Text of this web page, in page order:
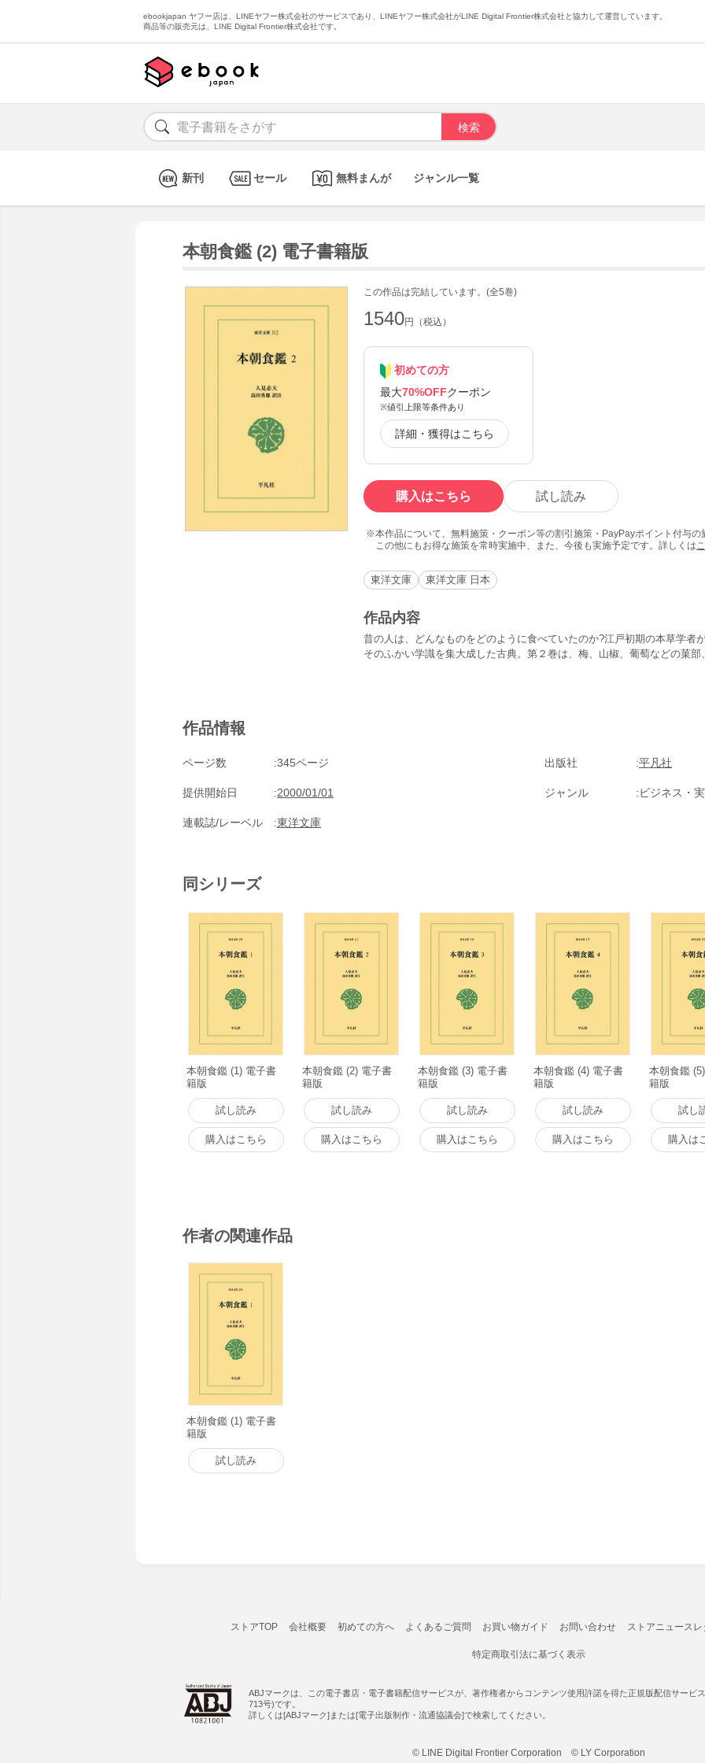
ebookjapan ヤフー店は、LINEヤフー株式会社のサービスであり、LINEヤフー株式会社がLINE Digital Frontier株式会社と協力して運営しています。
商品等の販売元は、LINE Digital Frontier株式会社です。
新刊 セール 無料まんが ジャンル一覧
本朝食鑑 (2) 電子書籍版
この作品は完結しています。(全5巻)
1540円（税込）
初めての方
最大70%OFFクーポン
※値引上限等条件あり
詳細・獲得はこちら
購入はこちら 試し読み
本作品について、無料施策・クーポン等の割引施策・PayPayポイント付与
この他にもお得な施策を常時実施中、また、今後も実施予定です。詳しくは
東洋文庫 東洋文庫 日本
作品内容
昔の人は、どんなものをどのように食べていたのか?江戸初期の本草学者
そのふかい学識を集大成した古典。第２巻は、梅、山椒、葡萄などの菓
作品情報
ページ数 345ページ 出版社 平凡社
提供開始日 2000/01/01 ジャンル ビジネス・
連載誌/レーベル 東洋文庫
同シリーズ
本朝食鑑 (1) 電子書
籍版
試し読み
購入はこちら
本朝食鑑 (2) 電子書
籍版
試し読み
購入はこちら
本朝食鑑 (3) 電子書
籍版
試し読み
購入はこちら
本朝食鑑 (4) 電子書
籍版
試し読み
購入はこちら
本朝食鑑
籍版
試し
購入は
作者の関連作品
本朝食鑑 (1) 電子書
籍版
試し読み
ストアTOP 会社概要 初めての方へ よくあるご質問 お買い物ガイド お問い合わせ ストアニュースレ
特定商取引法に基づく表示
ABJマークは、この電子書店・電子書籍配信サービスが、著作権者からコンテンツ使用許諾を得た正規版配信サービ
713号)です。
詳しくは[ABJマーク]または[電子出版制作・流通協議会]で検索してください。
© LINE Digital Frontier Corporation © LY Corporation